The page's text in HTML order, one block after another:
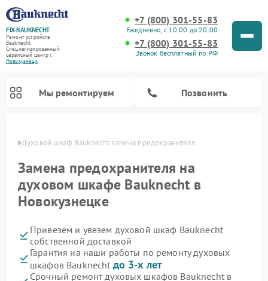
FIX-BAUKNECHT
Ремонт устройств
Bauknecht
Специализированный
cервисный центр г.
Новокузнецк
+7 (800) 301-55-83
Ежедневно, с 10:00 до 20:00
+7 (800) 301-55-83
Звонок бесплатный по РФ
Мы ремонтируем Позвонить
Духовой шкаф Bauknecht замена предохранителя
Замена предохранителя на
духовом шкафе Bauknecht в
Новокузнецке
Привезем и увезем духовой шкаф Bauknecht
собственной доставкой
Гарантия на наши работы по ремонту духовых
шкафов Bauknecht до 3-х лет
Срочный ремонт духовых шкафов Bauknecht в